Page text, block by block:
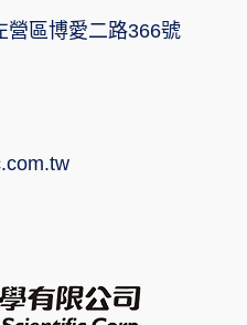
營區博愛二路366號